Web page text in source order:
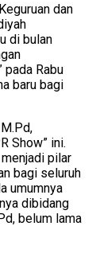
dan
di bulan
pada Rabu
baru bagi
Show” ini.
pilar
bagi seluruh
umumnya
dibidang
belum lama